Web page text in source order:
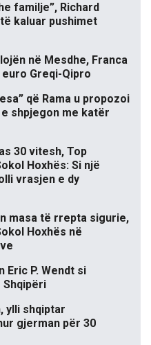
familje”, Richard
kaluar pushimet
në Mesdhe, Franca
Greqi-Qipro
që Rama u propozoi
shpjegon me katër
30 vitesh, Top
Hoxhës: Si një
vrasjen e dy
masa të rrepta sigurie,
Hoxhës në
Eric P. Wendt si
Shqipëri
ylli shqiptar
gjerman për 30